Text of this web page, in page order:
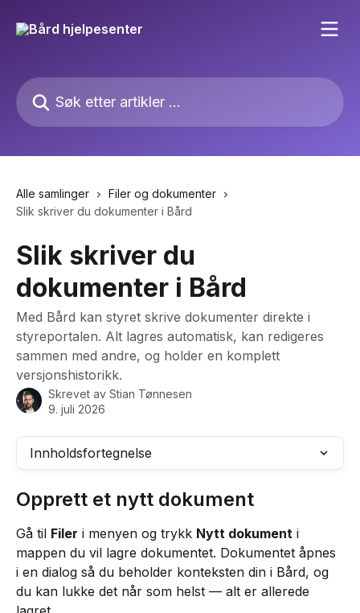
Søk etter artikler ...
Alle samlinger
Filer og dokumenter
Slik skriver du dokumenter i Bård
Slik skriver du
dokumenter i Bård
Med Bård kan styret skrive dokumenter direkte i
styreportalen. Alt lagres automatisk, kan redigeres
sammen med andre, og holder en komplett
versjonshistorikk.
Skrevet av Stian Tønnesen
9. juli 2026
Innholdsfortegnelse
Opprett et nytt dokument
Gå til Filer i menyen og trykk Nytt dokument i
mappen du vil lagre dokumentet. Dokumentet åpnes
i en dialog så du beholder konteksten din i Bård, og
du kan lukke det når som helst — alt er allerede